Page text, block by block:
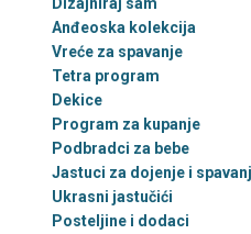
Anđeoska kolekcija
Vreće za spavanje
Tetra program
Dekice
Program za kupanje
Podbradci za bebe
Jastuci za dojenje i
Ukrasni jastučići
Posteljine i dodaci